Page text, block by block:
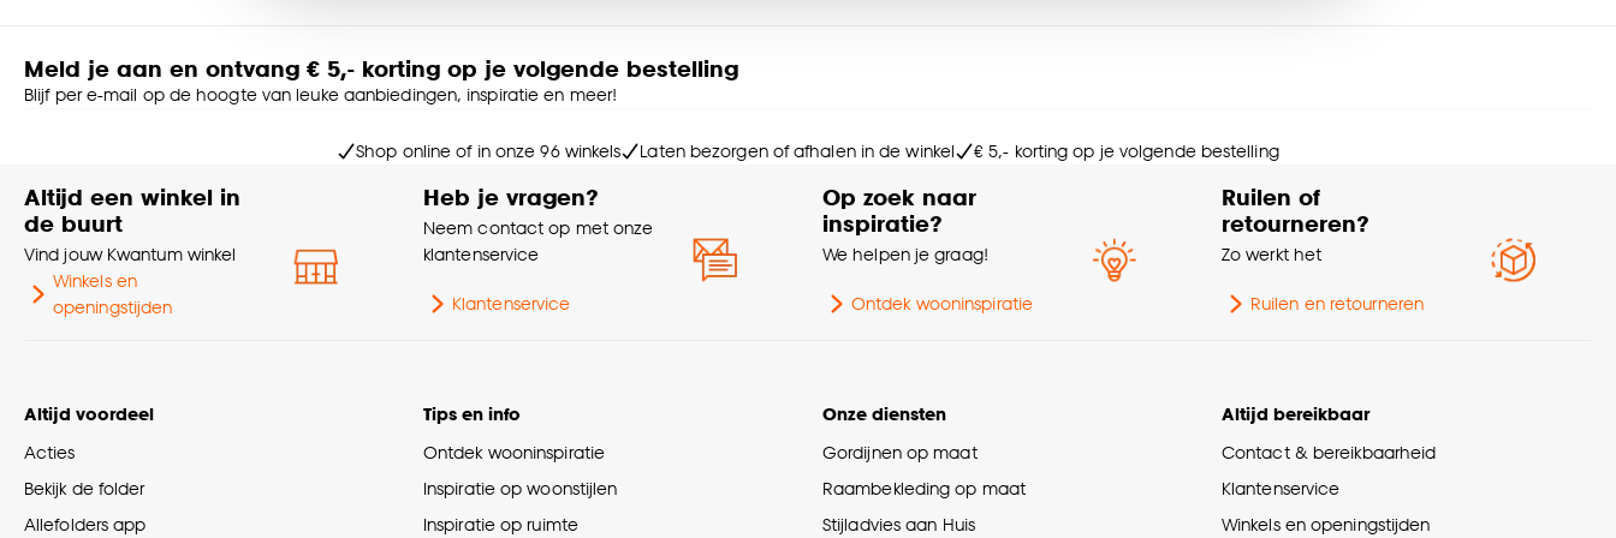
Goed om te weten is dat je deze keuze altijd nog kan aanpassen, bekijk hiervoor onze
Mate verduisterend Transparant
Wit
Meld je aan en ontvang € 5,- korting op je volgende bestelling
Blijf per e-mail op de hoogte van leuke aanbiedingen, inspiratie en meer!
Shop online of in onze 96 winkels Laten bezorgen of afhalen in de winkel € 5,- korting op je volgende bestelling
Altijd een winkel in
de buurt
Vind jouw Kwantum winkel
Winkels en
openingstijden
Heb je vragen?
Neem contact op met onze
klantenservice
Klantenservice
Op zoek naar
inspiratie?
We helpen je graag!
Ontdek wooninspiratie
Ruilen of
retourneren?
Zo werkt het
Ruilen en retourneren
Altijd voordeel
Acties
Bekijk de folder
Allefolders app
Tips en info
Ontdek wooninspiratie
Inspiratie op woonstijlen
Inspiratie op ruimte
Onze diensten
Gordijnen op maat
Raambekleding op maat
Stijladvies aan Huis
Altijd bereikbaar
Contact & bereikbaarheid
Klantenservice
Winkels en openingstijden